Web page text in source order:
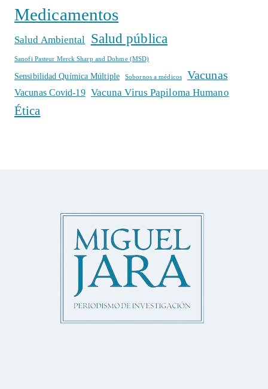
Medicamentos
Salud Ambiental Salud pública
Sanofi Pasteur Merck Sharp and Dohme (MSD)
Sensibilidad Química Múltiple Sobornos a médicos Vacunas
Vacunas Covid-19 Vacuna Virus Papiloma Humano
Ética